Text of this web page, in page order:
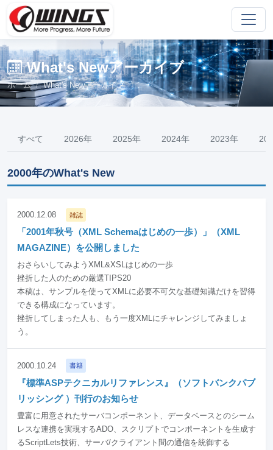
What's Newアーカイブ
ホーム What's Newアーカイブ
すべて 2026年 2025年 2024年 2023年
2000年のWhat's New
2000.12.08 雑誌
「2001年秋号（XML Schemaはじめの一歩）」（XML
MAGAZINE）を公開しました
おさらいしてみようXML&XSLはじめの一歩
挫折した人のための厳選TIPS20
本稿は、サンプルを使ってXMLに必要不可欠な基礎知識だけを習得
できる構成になっています。
挫折してしまった人も、もう一度XMLにチャレンジしてみましょ
う。
2000.10.24 書籍
『標準ASPテクニカルリファレンス』（ソフトバンクパブ
リッシング ）刊行のお知らせ
豊富に用意されたサーバコンポーネント、データベースとのシーム
レスな連携を実現するADO、スクリプトでコンポーネントを生成す
るScriptLets技術、サーバ/クライアント間の通信を統御する